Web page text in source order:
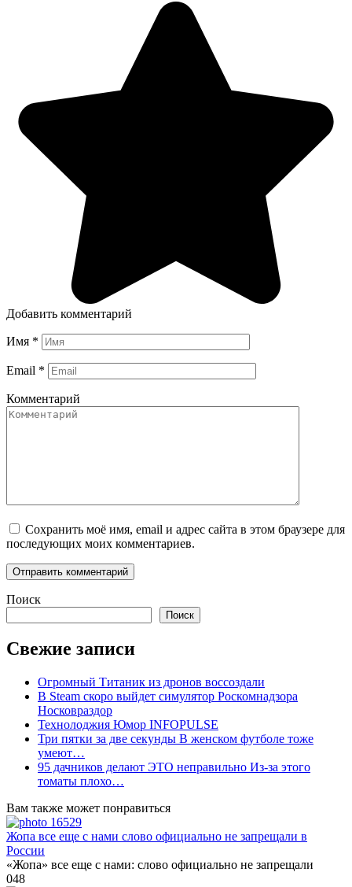
Добавить комментарий
Имя *
Email *
Комментарий
Сохранить моё имя, email и адрес сайта в этом браузере для
последующих моих комментариев.
Поиск
Поиск
Свежие записи
Огромный Титаник из дронов воссоздали
В Steam скоро выйдет симулятор Роскомнадзора
Носковраздор
Технолоджия Юмор INFOPULSE
Три пятки за две секунды В женском футболе тоже
умеют…
95 дачников делают ЭТО неправильно Из-за этого
томаты плохо…
Вам также может понравиться
Жопа все еще с нами слово официально не запрещали в
России
«Жопа» все еще с нами: слово официально не запрещали
048